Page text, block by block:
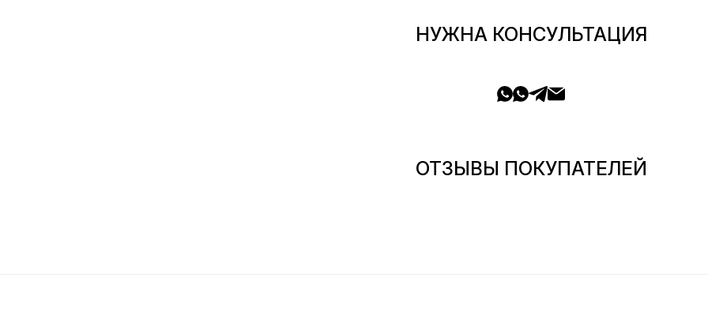
НУЖНА КОНСУЛЬТАЦИЯ
ОТЗЫВЫ ПОКУПАТЕЛЕЙ